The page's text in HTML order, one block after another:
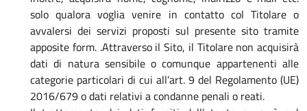
solo qualora voglia venire in contatto col Titolare o
avvalersi dei servizi proposti sul presente sito tramite
apposite form. .Attraverso il Sito, il Titolare non acquisirà
dati di natura sensibile o comunque appartenenti alle
categorie particolari di cui all’art. 9 del Regolamento (UE)
2016/679 o dati relativi a condanne penali o reati.